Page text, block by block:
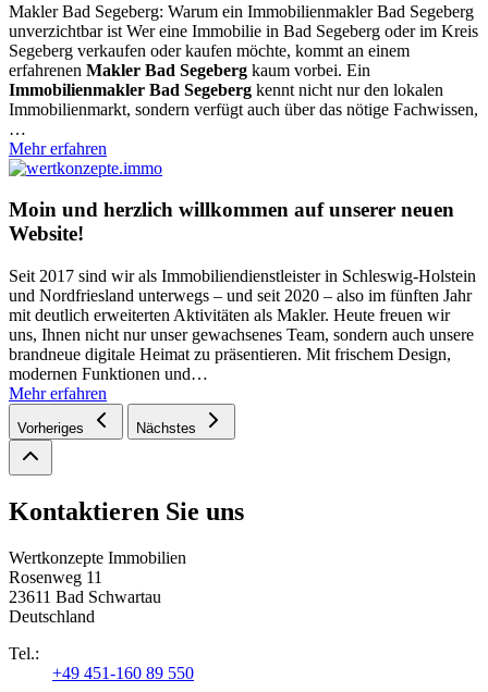
Makler Bad Segeberg: Warum ein Immobilienmakler Bad Segeberg
unverzichtbar ist Wer eine Immobilie in Bad Segeberg oder im Kreis
Segeberg verkaufen oder kaufen möchte, kommt an einem
erfahrenen Makler Bad Segeberg kaum vorbei. Ein
Immobilienmakler Bad Segeberg kennt nicht nur den lokalen
Immobilienmarkt, sondern verfügt auch über das nötige Fachwissen,
…
Mehr erfahren
Moin und herzlich willkommen auf unserer neuen
Website!
Seit 2017 sind wir als Immobiliendienstleister in Schleswig-Holstein
und Nordfriesland unterwegs – und seit 2020 – also im fünften Jahr
mit deutlich erweiterten Aktivitäten als Makler. Heute freuen wir
uns, Ihnen nicht nur unser gewachsenes Team, sondern auch unsere
brandneue digitale Heimat zu präsentieren. Mit frischem Design,
modernen Funktionen und…
Mehr erfahren
Vorheriges Nächstes
Kontaktieren Sie uns
Wertkonzepte Immobilien
Rosenweg 11
23611 Bad Schwartau
Deutschland
Tel.:
+49 451-160 89 550